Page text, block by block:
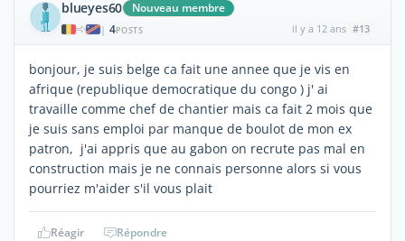
blueyes60 Nouveau membre
| 4POSTS il y a 12 ans #13
bonjour, je suis belge ca fait une annee que je vis en
afrique (republique democratique du congo ) j' ai
travaille comme chef de chantier mais ca fait 2 mois que
je suis sans emploi par manque de boulot de mon ex
patron, j'ai appris que au gabon on recrute pas mal en
construction mais je ne connais personne alors si vous
pourriez m'aider s'il vous plait
Réagir Répondre